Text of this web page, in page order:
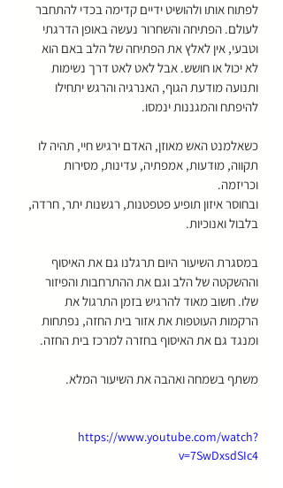
לפתוח אותו ולהושיט ידיים קדימה בכדי להתחבר
לעולם. הפתיחה והשחרור נעשה באופן הדרגתי
וטבעי, אין לאלץ את הפתיחה של הלב באם הוא
לא יכול או חושש. אבל לאט לאט דרך נשימות
ותנועה מודעת הגוף, האנרגיה והרגש יתחילו
להיפתח והמגננות ינמסו.
כשאלמנט האש מאוזן, האדם ירגיש חיי, תהיה לו
תקווה, מודעות, אמפתיה, עדינות, מסירות
וכריזמה.
ובחוסר איזון תופיע פטפטנות, רגשנות יתר, חרדה,
בלבול ואנוכיות.
במסגרת השיעור היום תרגלנו גם את האיסוף
וההשקטה של הלב וגם את ההתרחבות והפיזור
שלו. חשוב מאוד להרגיש בזמן התרגול את
הרקמות העוטפות את אזור בית החזה, נפתחות
ומנגד גם את האיסוף בחזרה למרכז בית החזה.
משתף בשמחה ואהבה את השיעור המלא.
https://www.youtube.com/watch?
v=7SwDxsdSIc4